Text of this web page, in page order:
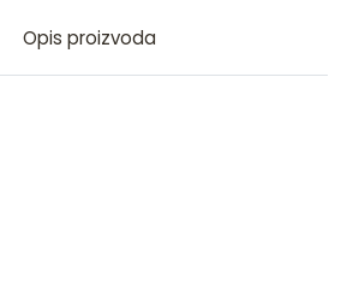
Opis proizvoda